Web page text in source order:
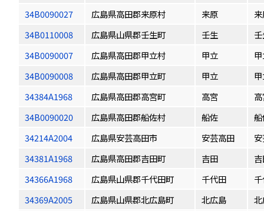
34B0090027
広島県高田郡来原村 来原
34B0110008
広島県山県郡壬生町 壬生
34B0090007
広島県高田郡甲立村 甲立
34B0090008
広島県高田郡甲立町 甲立
34384A1968
広島県高田郡高宮町 高宮
34B0090020
広島県高田郡船佐村 船佐
34214A2004
広島県安芸高田市 安芸高田
34381A1968
広島県高田郡吉田町 吉田
34366A1968
広島県山県郡千代田町 千代田
34369A2005
広島県山県郡北広島町 北広島